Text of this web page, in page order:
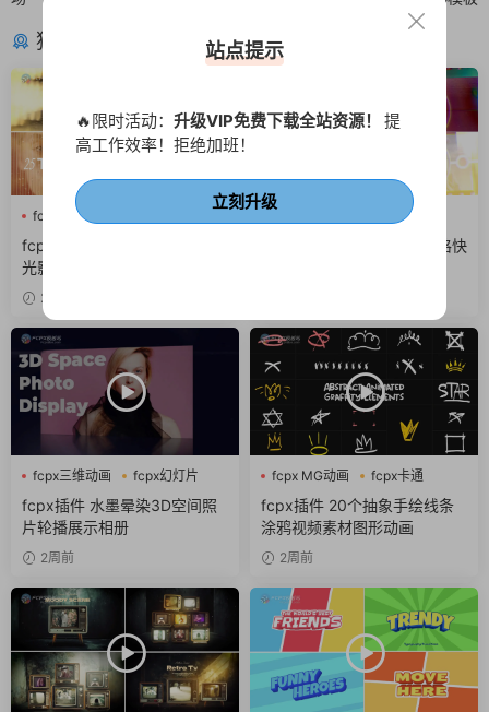
猜你喜欢
fcpx光效
fcpx转场插件 25组光晕城市
光影梦幻光斑转场finalcutpro
插件2天前
fcpx转场
FCPX插件 9组胶片电影风格快
fcpx三维动画
fcpx幻灯片
fcpx相册
fcpx插件 水墨晕染3D空间照
片轮播展示相册
2周前
fcpx MG动画
fcpx卡通
fcpx图形动画
fcpx插件 20个抽象手绘线条
涂鸦视频素材图形动画
2周前
站点提示
🔥限时活动： 升级VIP免费下载全站资源！ 提
高工作效率！拒绝加班！
立刻升级